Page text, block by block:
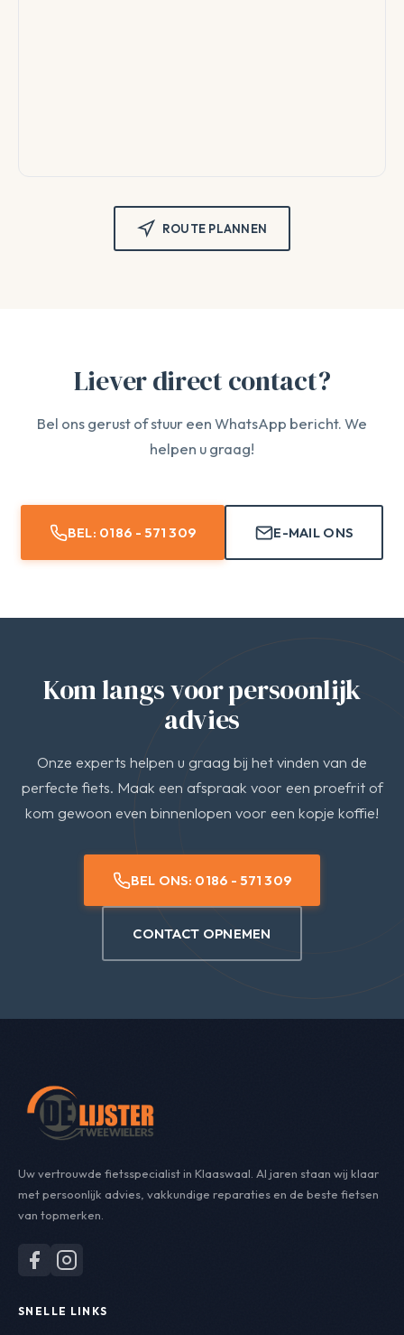
ROUTE PLANNEN
Liever direct contact?
Bel ons gerust of stuur een WhatsApp bericht. We
helpen u graag!
BEL: 0186 - 571 309 E-MAIL ONS
Kom langs voor persoonlijk
advies
Onze experts helpen u graag bij het vinden van de
perfecte fiets. Maak een afspraak voor een proefrit of
kom gewoon even binnenlopen voor een kopje koffie!
BEL ONS: 0186 - 571 309
CONTACT OPNEMEN
Uw vertrouwde fietsspecialist in Klaaswaal. Al jaren staan wij klaar
met persoonlijk advies, vakkundige reparaties en de beste fietsen
van topmerken.
SNELLE LINKS